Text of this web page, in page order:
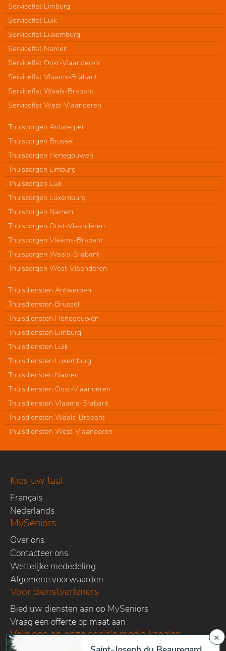
Serviceflat Limburg
Serviceflat Luik
Serviceflat Luxemburg
Serviceflat Namen
Serviceflat Oost-Vlaanderen
Serviceflat Vlaams-Brabant
Serviceflat Waals-Brabant
Serviceflat West-Vlaanderen
Thuiszorgen Antwerpen
Thuiszorgen Brussel
Thuiszorgen Henegouwen
Thuiszorgen Limburg
Thuiszorgen Luik
Thuiszorgen Luxemburg
Thuiszorgen Namen
Thuiszorgen Oost-Vlaanderen
Thuiszorgen Vlaams-Brabant
Thuiszorgen Waals-Brabant
Thuiszorgen West-Vlaanderen
Thuisdiensten Antwerpen
Thuisdiensten Brussel
Thuisdiensten Henegouwen
Thuisdiensten Limburg
Thuisdiensten Luik
Thuisdiensten Luxemburg
Thuisdiensten Namen
Thuisdiensten Oost-Vlaanderen
Thuisdiensten Vlaams-Brabant
Thuisdiensten Waals-Brabant
Thuisdiensten West-Vlaanderen
Kies uw taal
Français
Nederlands
MySeniors
Over ons
Contacteer ons
Wettelijke mededeling
Algemene voorwaarden
Voor dienstverleners
Bied uw diensten aan op MySeniors
Vraag een offerte op maat aan
Volg ons op onze sociale media kanalen
×